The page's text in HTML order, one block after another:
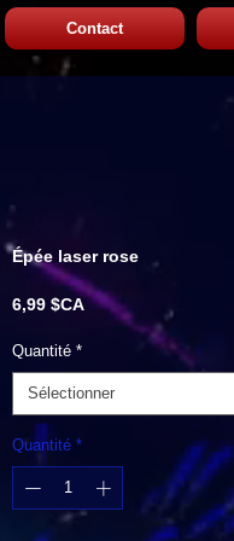
Contact
Épée laser rose
6,99 $CAPrix
Quantité *
Sélectionner
Quantité *